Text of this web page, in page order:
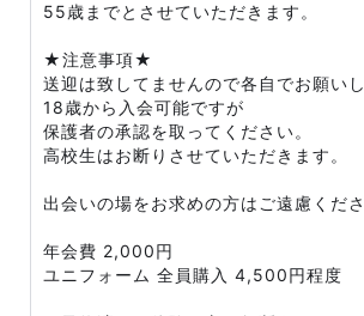
55歳までとさせていただきます。
★注意事項★
送迎は致してませんので各自でお願いし
18歳から入会可能ですが
保護者の承認を取ってください。
高校生はお断りさせていただきます。
出会いの場をお求めの方はご遠慮くださ
年会費 2,000円
ユニフォーム 全員購入 4,500円程度